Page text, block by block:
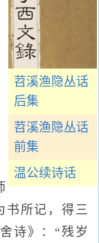
苕溪渔隐丛话
后集
苕溪渔隐丛话
前集
温公续诗话
书所记，得三
诗》：“残岁